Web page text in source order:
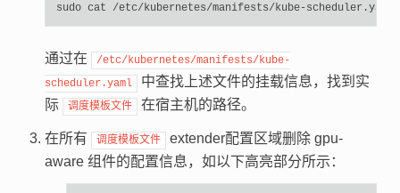
sudo cat /etc/kubernetes/manifests/kube-scheduler.yaml
通过在
/etc/kubernetes/manifests/kube-
scheduler.yaml
中查找上述文件的挂载信息，找到实
际
调度模板文件 在宿主机的路径。
在所有 调度模板文件
extender配置区域删除 gpu-
aware 组件的配置信息，如以下高亮部分所示：